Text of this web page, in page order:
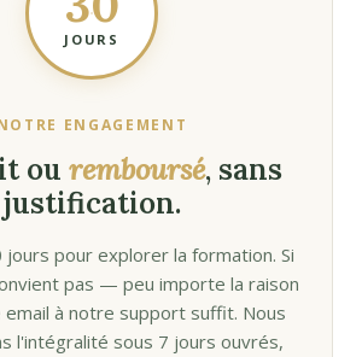
JOURS
ENGAGEMENT
ou remboursé, sans
justification.
jours pour explorer la formation. Si
pas — peu importe la raison
à notre support suffit. Nous
l'intégralité sous 7 jours ouvrés,